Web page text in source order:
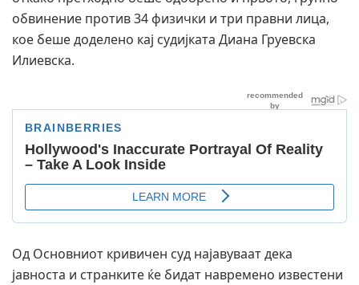
обвинение против 34 физички и три правни лица,
кое беше доделено кај судијката Диана Груевска
Илиевска.
Од Основниот кривичен суд најавуваат дека
јавноста и странките ќе бидат навремено известени